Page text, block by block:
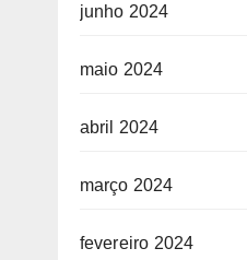
junho 2024
maio 2024
abril 2024
março 2024
fevereiro 2024